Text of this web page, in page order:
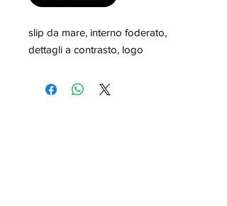
slip da mare, interno foderato,
dettagli a contrasto, logo